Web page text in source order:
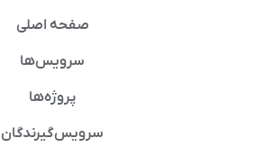
صفحه اصلی
سرویس‌ها
پروژه‌ها
سرویس‌گیرندگان